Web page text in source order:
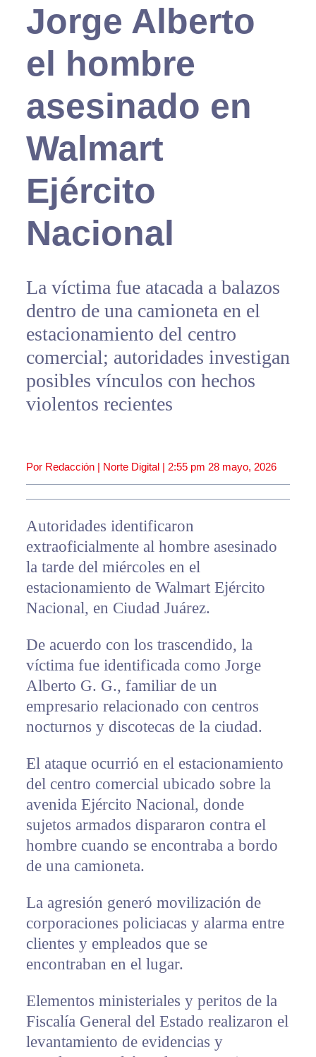
Jorge Alberto
el hombre
asesinado en
Walmart
Ejército
Nacional
La víctima fue atacada a balazos
dentro de una camioneta en el
estacionamiento del centro
comercial; autoridades investigan
posibles vínculos con hechos
violentos recientes
Por Redacción | Norte Digital | 2:55 pm 28 mayo, 2026
Autoridades identificaron
extraoficialmente al hombre asesinado
la tarde del miércoles en el
estacionamiento de Walmart Ejército
Nacional, en Ciudad Juárez.
De acuerdo con los trascendido, la
víctima fue identificada como Jorge
Alberto G. G., familiar de un
empresario relacionado con centros
nocturnos y discotecas de la ciudad.
El ataque ocurrió en el estacionamiento
del centro comercial ubicado sobre la
avenida Ejército Nacional, donde
sujetos armados dispararon contra el
hombre cuando se encontraba a bordo
de una camioneta.
La agresión generó movilización de
corporaciones policiacas y alarma entre
clientes y empleados que se
encontraban en el lugar.
Elementos ministeriales y peritos de la
Fiscalía General del Estado realizaron el
levantamiento de evidencias y